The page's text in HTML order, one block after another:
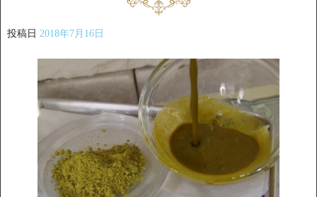
投稿日 2018年7月16日